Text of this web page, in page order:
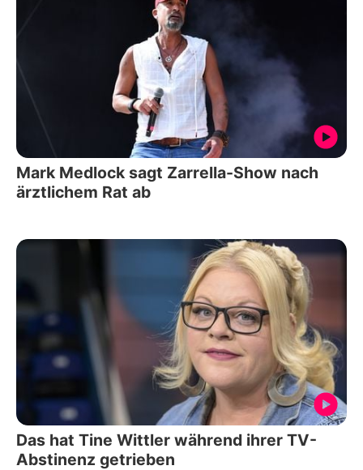
Mark Medlock sagt Zarrella-Show nach
ärztlichem Rat ab
Das hat Tine Wittler während ihrer TV-
Abstinenz getrieben